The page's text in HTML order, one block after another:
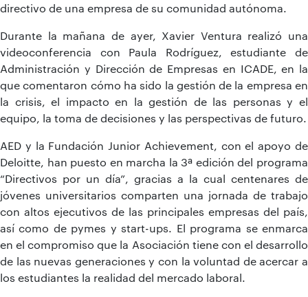
directivo de una empresa de su comunidad autónoma.
Durante la mañana de ayer, Xavier Ventura realizó una
videoconferencia con Paula Rodríguez, estudiante de
Administración y Dirección de Empresas en ICADE, en la
que comentaron cómo ha sido la gestión de la empresa en
la crisis, el impacto en la gestión de las personas y el
equipo, la toma de decisiones y las perspectivas de futuro.
AED y la Fundación Junior Achievement, con el apoyo de
Deloitte, han puesto en marcha la 3ª edición del programa
“Directivos por un día”, gracias a la cual centenares de
jóvenes universitarios comparten una jornada de trabajo
con altos ejecutivos de las principales empresas del país,
así como de pymes y start-ups. El programa se enmarca
en el compromiso que la Asociación tiene con el desarrollo
de las nuevas generaciones y con la voluntad de acercar a
los estudiantes la realidad del mercado laboral.